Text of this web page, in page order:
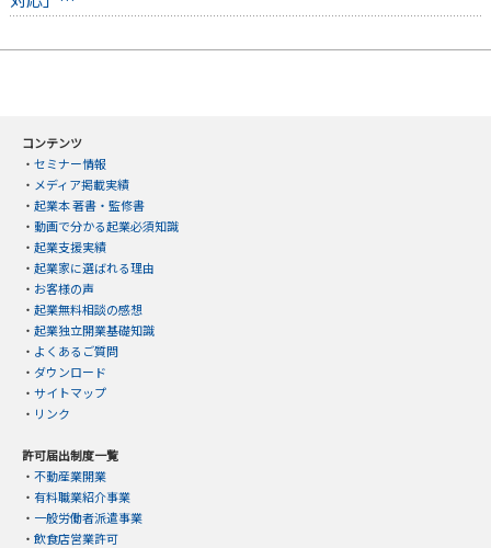
コンテンツ
・ セミナー情報
・ メディア掲載実績
・ 起業本 著書・監修書
・ 動画で分かる起業必須知識
・ 起業支援実績
・ 起業家に選ばれる理由
・ お客様の声
・ 起業無料相談の感想
・ 起業独立開業基礎知識
・ よくあるご質問
・ ダウンロード
・ サイトマップ
・ リンク
許可届出制度一覧
・ 不動産業開業
・ 有料職業紹介事業
・ 一般労働者派遣事業
・ 飲食店営業許可